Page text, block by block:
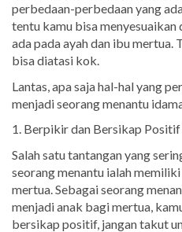
perbedaan-perbedaan yang
tentu kamu bisa
ada pada ayah dan ibu mertua.
bisa diatasi kok.
Lantas, apa saja hal-hal yang
menjadi seorang menantu
1. Berpikir dan Bersikap Positif
Salah satu tantangan yang
seorang menantu ialah
mertua. Sebagai seorang
menjadi anak bagi mertua,
bersikap positif, jangan takut